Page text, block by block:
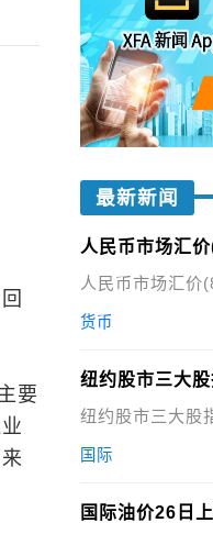
要
最新新闻
人民币市场汇
人民币市场汇价
货币
纽约股市三大
纽约股市三大股
国际
国际油价26日